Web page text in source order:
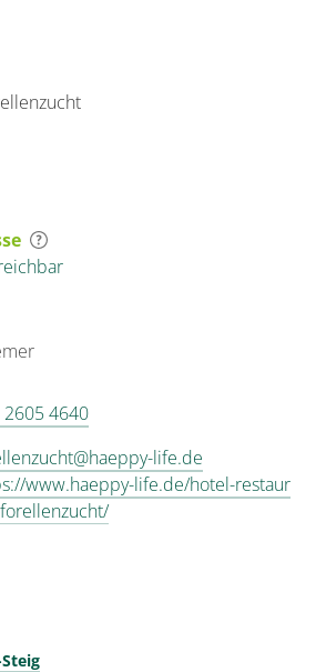
2605 4640
life.de
www.haeppy-life.de/hotel-restaur